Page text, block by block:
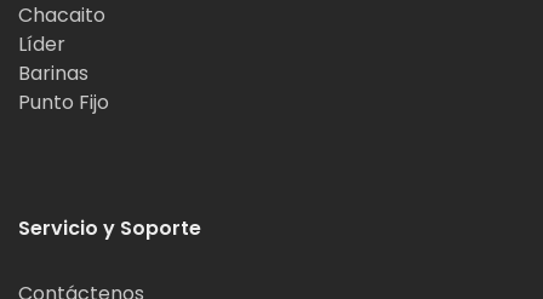
Chacaito
Líder
Barinas
Punto Fijo
Servicio y Soporte